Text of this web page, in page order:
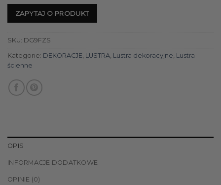
ZAPYTAJ O PRODUKT
SKU: DG9FZS
Kategorie: DEKORACJE LUSTRA Lustra dekoracyjne Lustra
ścienne
OPIS
INFORMACJE DODATKOWE
OPINIE (0)